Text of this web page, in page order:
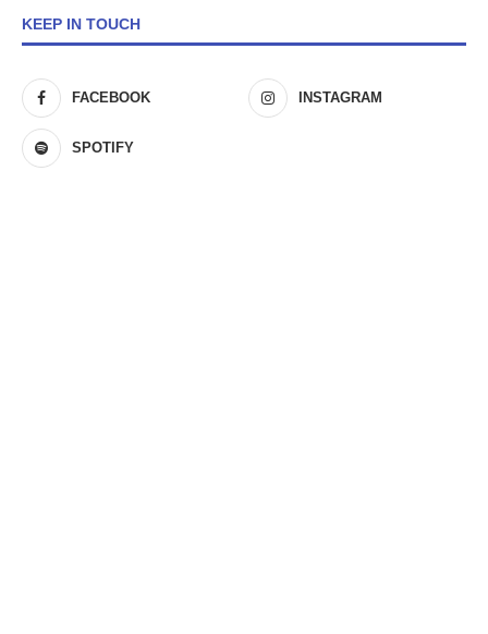
KEEP IN TOUCH
FACEBOOK INSTAGRAM
SPOTIFY